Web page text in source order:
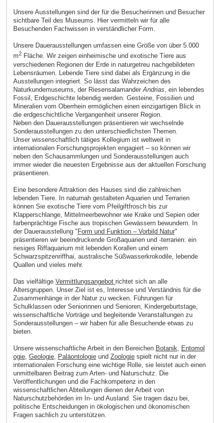
Unsere Ausstellungen sind der für die Besucherinnen und Besucher
sichtbare Teil des Museums. Hier vermitteln wir für alle
Besuchenden Fachwissen in verständlicher Form.
Unsere Dauerausstellungen umfassen eine Größe von über 5.000
m2Fläche. Wir zeigen einheimische und exotische Tiere aus
verschiedenen Regionen der Erde in naturgetreu nachgebildeten
Lebensräumen. Lebende Tiere sind dabei als Ergänzung in die
Ausstellungen integriert. So lässt das Wahrzeichen des
Naturkundemuseums, der Riesensalamander Andrias , ein lebendes
Fossil, Erdgeschichte lebendig werden. Gesteine, Fossilien und
Mineralien vom Oberrhein ermöglichen einen einzigartigen Blick in
die erdgeschichtliche Vergangenheit unserer Region.
Neben den Dauerausstellungen präsentieren wir wechselnde
Sonderausstellungen zu den unterschiedlichsten Themen.
Unser wissenschaftlich tätiges Kollegium ist weltweit in
internationalen Forschungsprojekten engagiert – so können wir
neben den Schausammlungen und Sonderausstellungen auch
immer wieder die neuesten Ergebnisse aus der aktuellen Forschung
präsentieren.
Eine besondere Attraktion des Hauses sind die zahlreichen
lebenden Tiere. In naturnah gestalteten Aquarien und Terrarien
können Sie exotische Tiere vom Pfeilgiftfrosch bis zur
Klapperschlange, Mittelmeerbewohner wie Krake und Sepien oder
farbenprächtige Fische aus tropischen Gewässern bewundern. In
der Dauerausstellung "Form und Funktion – Vorbild Natur"
präsentieren wir beeindruckende Großaquarien und -terrarien: ein
riesiges Riffaquarium mit lebenden Korallen und einem
Schwarzspitzenriffhai, australische Süßwasserkrokodile, lebende
Quallen und vieles mehr.
Das vielfältige Vermittlungsangebot richtet sich an alle
Altersgruppen. Unser Ziel ist es, Interesse und Verständnis für die
Zusammenhänge in der Natur zu wecken. Führungen für
Schulklassen oder Seniorinnen und Senioren, Kindergeburtstage,
wissenschaftliche Vorträge und begleitende Veranstaltungen zu
Sonderausstellungen – wir haben für alle Besuchende etwas zu
bieten.
Unsere wissenschaftliche Arbeit in den Bereichen Botanik
Entomol
ogie, Geologie, Paläontologieund Zoologiespielt nicht nur in der
internationalen Forschung eine wichtige Rolle, sie leistet auch einen
unmittelbaren Beitrag zum Arten- und Naturschutz. Die
Veröffentlichungen und die Fachkompetenz in den
wissenschaftlichen Abteilungen dienen der Arbeit von
Naturschutzbehörden im In- und Ausland. Sie tragen dazu bei,
politische Entscheidungen in ökologischen und ökonomischen
Fragen sachlich zu unterstützen.